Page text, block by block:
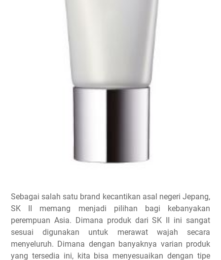
Sebagai salah satu brand kecantikan asal negeri Jepang,
SK II memang menjadi pilihan bagi kebanyakan
perempuan Asia. Dimana produk dari SK II ini sangat
sesuai digunakan untuk merawat wajah secara
menyeluruh. Dimana dengan banyaknya varian produk
yang tersedia ini, kita bisa menyesuaikan dengan tipe